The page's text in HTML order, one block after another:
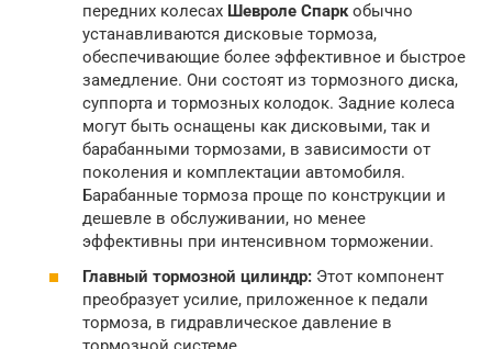
передних колесах Шевроле Спаркобычно
устанавливаются дисковые тормоза,
обеспечивающие более эффективное и быстрое
замедление. Они состоят из тормозного диска,
суппорта и тормозных колодок. Задние колеса
могут быть оснащены как дисковыми, так и
барабанными тормозами, в зависимости от
поколения и комплектации автомобиля.
Барабанные тормоза проще по конструкции и
дешевле в обслуживании, но менее
эффективны при интенсивном торможении.
Главный тормозной цилиндр: Этот компонент
преобразует усилие, приложенное к педали
тормоза, в гидравлическое давление в